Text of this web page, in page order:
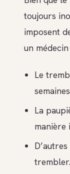
toujours
imposent
un
Le
La
manière
trembler.